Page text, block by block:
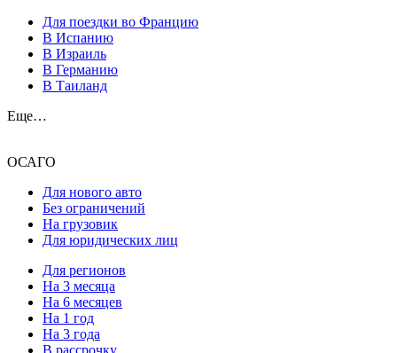
Для поездки во Францию
В Испанию
В Израиль
В Германию
В Таиланд
Еще…
ОСАГО
Для нового авто
Без ограничений
На грузовик
Для юридических лиц
Для регионов
На 3 месяца
На 6 месяцев
На 1 год
На 3 года
В рассрочку